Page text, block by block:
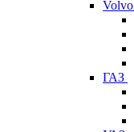
Volvo
ГАЗ